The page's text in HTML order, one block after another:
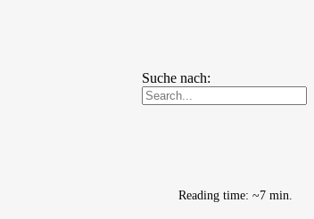
Suche nach:
Reading time: ~7 min.